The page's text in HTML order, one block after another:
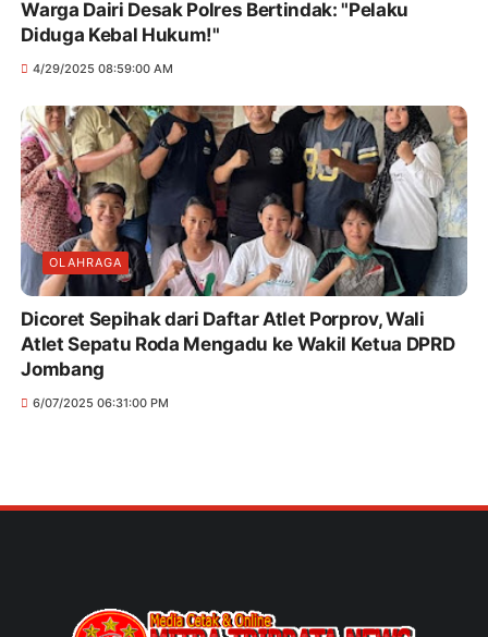
Warga Dairi Desak Polres Bertindak: "Pelaku
Diduga Kebal Hukum!"
4/29/2025 08:59:00 AM
OLAHRAGA
Dicoret Sepihak dari Daftar Atlet Porprov, Wali
Atlet Sepatu Roda Mengadu ke Wakil Ketua DPRD
Jombang
6/07/2025 06:31:00 PM